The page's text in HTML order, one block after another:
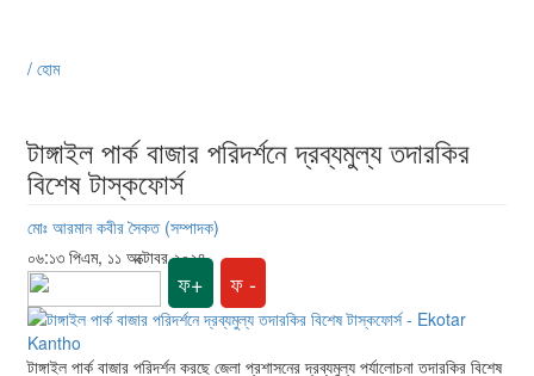
/ হোম
টাঙ্গাইল পার্ক বাজার পরিদর্শনে দ্রব্যমুল্য তদারকির
বিশেষ টাস্কফোর্স
মোঃ আরমান কবীর সৈকত (সম্পাদক)
০৬:১৩ পিএম, ১১ অক্টোবর ২০২৪
ফ+ ফ -
টাঙ্গাইল পার্ক বাজার পরিদর্শন করছে জেলা প্রশাসনের দ্রব্যমুল্য পর্যালোচনা তদারকির বিশেষ